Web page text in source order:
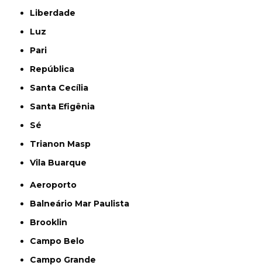
Liberdade
Luz
Pari
República
Santa Cecília
Santa Efigênia
Sé
Trianon Masp
Vila Buarque
Aeroporto
Balneário Mar Paulista
Brooklin
Campo Belo
Campo Grande